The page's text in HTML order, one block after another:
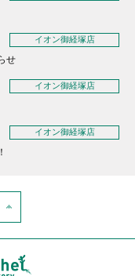
イオン御経塚店
せ
イオン御経塚店
イオン御経塚店